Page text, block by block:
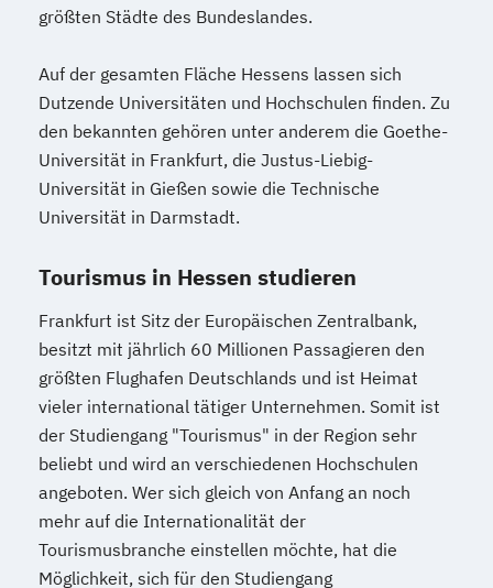
größten Städte des Bundeslandes.
Auf der gesamten Fläche Hessens lassen sich
Dutzende Universitäten und Hochschulen finden. Zu
den bekannten gehören unter anderem die Goethe-
Universität in Frankfurt, die Justus-Liebig-
Universität in Gießen sowie die Technische
Universität in Darmstadt.
Tourismus in Hessen studieren
Frankfurt ist Sitz der Europäischen Zentralbank,
besitzt mit jährlich 60 Millionen Passagieren den
größten Flughafen Deutschlands und ist Heimat
vieler international tätiger Unternehmen. Somit ist
der Studiengang "Tourismus" in der Region sehr
beliebt und wird an verschiedenen Hochschulen
angeboten. Wer sich gleich von Anfang an noch
mehr auf die Internationalität der
Tourismusbranche einstellen möchte, hat die
Möglichkeit, sich für den Studiengang